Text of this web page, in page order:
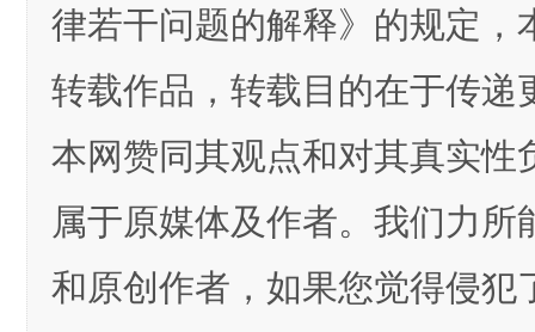
律若干问题的解释》的规定，
转载作品，转载目的在于传递
本网赞同其观点和对其真实性
属于原媒体及作者。我们力所
和原创作者，如果您觉得侵犯